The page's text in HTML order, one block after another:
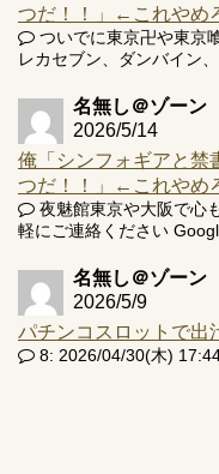
つだ！！」←これやめ
ついでに東京卍や東京
レカセブン、ダンバイン、
名無し＠ゾーン
2026/5/14
俺「シンフォギアと禁
つだ！！」←これやめ
夜魅館東京や大阪で心
軽にご連絡ください
名無し＠ゾーン
2026/5/9
パチンコスロットで出
8: 2026/04/30(木)